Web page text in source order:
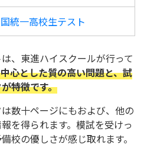
統一高校生テスト
、東進ハイスクールが行って
心とした質の高い問題と、試
特徴です。
数十ページにもおよび、他の
を得られます。模試を受けっ
校の優しさが感じ取れます。